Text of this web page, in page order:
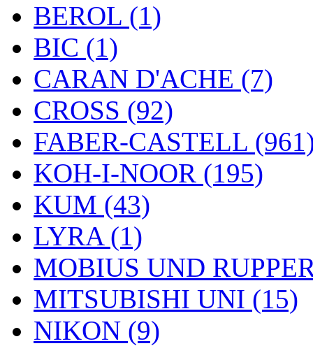
BEROL (1)
BIC (1)
CARAN D'ACHE (7)
CROSS (92)
FABER-CASTELL
KOH-I-NOOR (195)
KUM (43)
LYRA (1)
MOBIUS UND
MITSUBISHI UNI (15)
NIKON (9)